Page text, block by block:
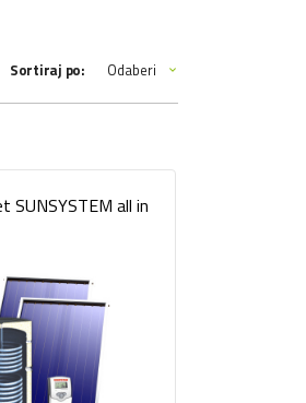
Sortiraj po: Odaberi
SUNSYSTEM all in